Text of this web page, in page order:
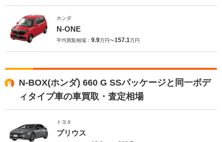
ホンダ
N-ONE
平均買取相場： 9.9万円〜157.1万円
N-BOX(ホンダ) 660 G SSパッケージと同一ボデ
ィタイプ車の車買取・査定相場
トヨタ
プリウス